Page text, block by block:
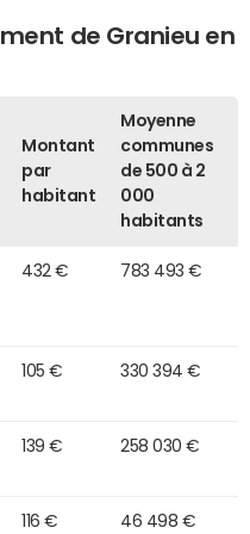
de Granieu en
Montant
par
habitant
Moyenne
communes
de 500 à 2
000
habitants
432 € 783 493 €
105 € 330 394 €
139 € 258 030 €
116 € 46 498 €